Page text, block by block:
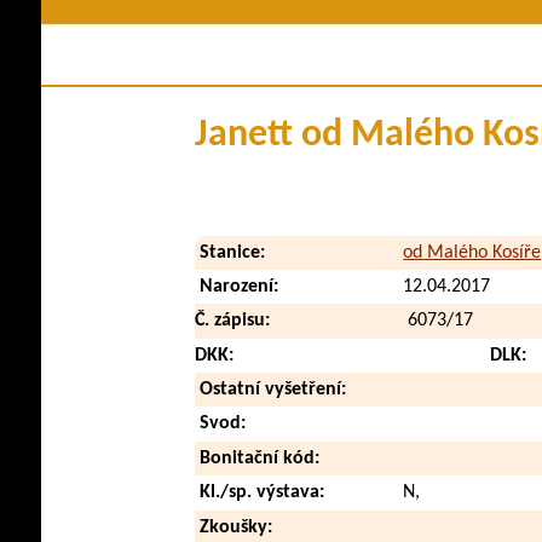
Kontakty
Klubové zpravodaje Zdraví a
Janett od Malého
Stanice:
od Malého Kosíře
Narození:
12.04.2017
Č. zápisu:
6073/17
DKK:
DLK:
Ostatní vyšetření:
Svod:
Bonitační kód:
Kl./sp. výstava:
N,
Zkoušky: